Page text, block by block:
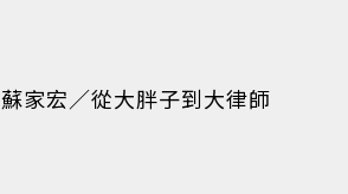
蘇家宏／從大胖子到大律師